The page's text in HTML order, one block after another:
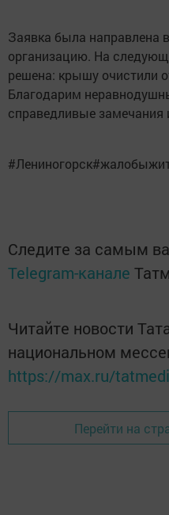
Заявка была
организацию. На
решена: крышу очистили
Благодарим
справедливые замечания
Следите за самым
Telegram-канале
Читайте новости
национальном
https://max.ru/
Перейти на